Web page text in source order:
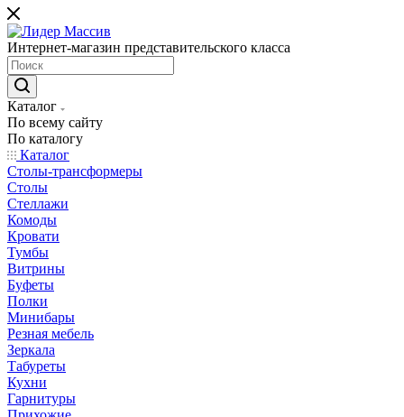
Интернет-магазин представительского класса
Каталог
По всему сайту
По каталогу
Каталог
Столы-трансформеры
Столы
Стеллажи
Комоды
Кровати
Тумбы
Витрины
Буфеты
Полки
Минибары
Резная мебель
Зеркала
Табуреты
Кухни
Гарнитуры